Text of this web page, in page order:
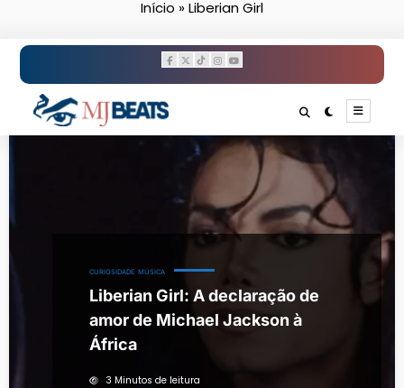
Início »Liberian Girl
CURIOSIDADE MÚSICA
Liberian Girl: A declaração de
amor de Michael Jackson à
África
3 Minutos de leitura